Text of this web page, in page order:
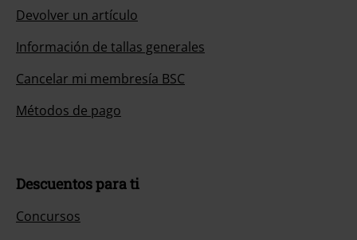
Devolver un artículo
Información de tallas generales
Cancelar mi membresía BSC
Métodos de pago
Descuentos para ti
Concursos